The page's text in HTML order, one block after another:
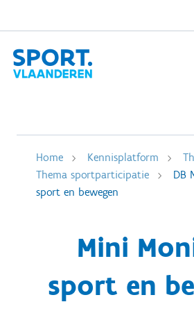
Home Kennisplatform
Thema sportparticipatie
DB
sport en bewegen
Mini
sport en